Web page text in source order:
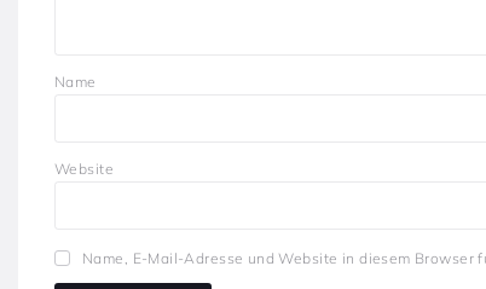
Name
Website
Name, E-Mail-Adresse und Website in diesem Browser